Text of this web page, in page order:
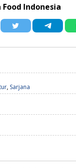
Food Indonesia
, Sarjana
Manufaktur,